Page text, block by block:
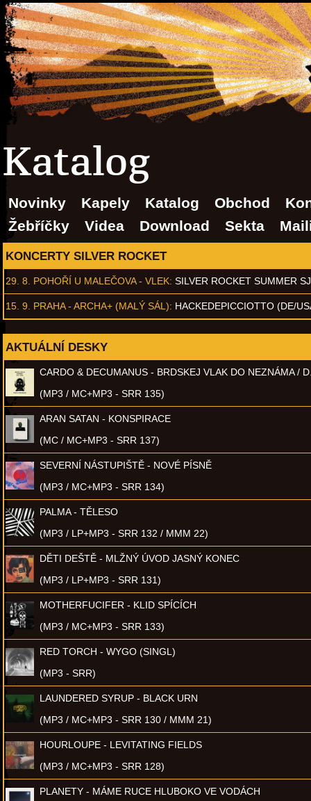
Katalog
Novinky Kapely Katalog Obchod
Žebříčky
Videa Download Sekta
KONCERTY SILVER ROCKET
29. 8. POHOŘÍ U MALEČOVA - VLEK: SILVER ROCKET SUMMER
15. 9. PRAHA - ARCHA+ (MALÝ SÁL): HACKEDEPICCIOTTO (DE/
AKTUÁLNÍ DESKY
CARDO & DECUMANUS - BRDSKEJ VLAK DO NEZNÁMA /
(MP3 / MC+MP3 - SRR 135)
ARAN SATAN - KONSPIRACE
(MC / MC+MP3 - SRR 137)
SEVERNÍ NÁSTUPIŠTĚ - NOVÉ PÍSNĚ
(MP3 / MC+MP3 - SRR 134)
PALMA - TĚLESO
(MP3 / LP+MP3 - SRR 132 / MMM 22)
DĚTI DEŠTĚ - MLŽNÝ ÚVOD JASNÝ KONEC
(MP3 / LP+MP3 - SRR 131)
MOTHERFUCIFER - KLID SPÍCÍCH
(MP3 / MC+MP3 - SRR 133)
RED TORCH - WYGO (SINGL)
(MP3 - SRR)
LAUNDERED SYRUP - BLACK URN
(MP3 / MC+MP3 - SRR 130 / MMM 21)
HOURLOUPE - LEVITATING FIELDS
(MP3 / MC+MP3 - SRR 128)
PLANETY - MÁME RUCE HLUBOKO VE VODÁCH